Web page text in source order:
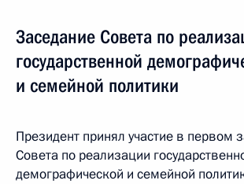
Заседание Совета по
государственной
и семейной политики
Президент принял участие в первом
Совета по реализации
демографической и семейной